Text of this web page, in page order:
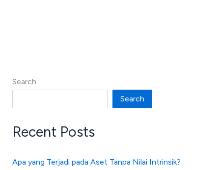
Search
Search
Recent Posts
Apa yang Terjadi pada Aset Tanpa Nilai Intrinsik?